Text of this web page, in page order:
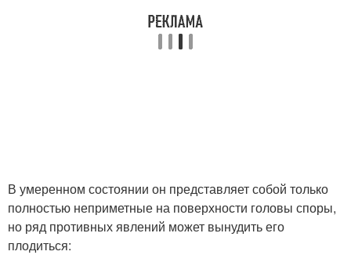
В умеренном состоянии он представляет собой только
полностью неприметные на поверхности головы споры,
но ряд противных явлений может вынудить его
плодиться: